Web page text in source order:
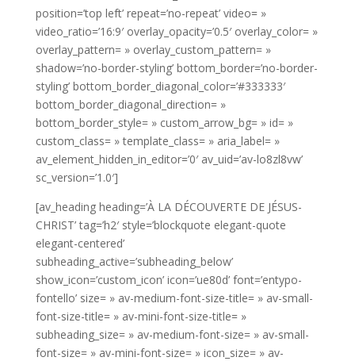
position=’top left’ repeat=’no-repeat’ video= »
video_ratio=’16:9′ overlay_opacity=’0.5′ overlay_color= »
overlay_pattern= » overlay_custom_pattern= »
shadow=’no-border-styling’ bottom_border=’no-border-
styling’ bottom_border_diagonal_color=’#333333′
bottom_border_diagonal_direction= »
bottom_border_style= » custom_arrow_bg= » id= »
custom_class= » template_class= » aria_label= »
av_element_hidden_in_editor=’0′ av_uid=’av-lo8zl8vw’
sc_version=’1.0′]
[av_heading heading=’À LA DÉCOUVERTE DE JÉSUS-
CHRIST’ tag=’h2′ style=’blockquote elegant-quote
elegant-centered’
subheading_active=’subheading_below’
show_icon=’custom_icon’ icon=’ue80d’ font=’entypo-
fontello’ size= » av-medium-font-size-title= » av-small-
font-size-title= » av-mini-font-size-title= »
subheading_size= » av-medium-font-size= » av-small-
font-size= » av-mini-font-size= » icon_size= » av-